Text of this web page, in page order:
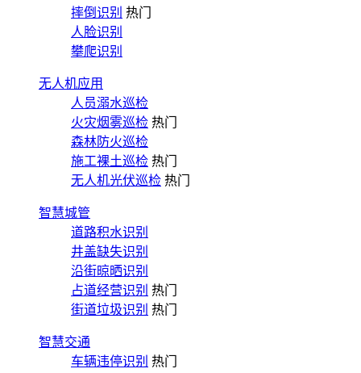
摔倒识别 热门
人脸识别
攀爬识别
无人机应用
人员溺水巡检
火灾烟雾巡检 热门
森林防火巡检
施工裸土巡检 热门
无人机光伏巡检 热门
智慧城管
道路积水识别
井盖缺失识别
沿街晾晒识别
占道经营识别 热门
街道垃圾识别 热门
智慧交通
车辆违停识别 热门